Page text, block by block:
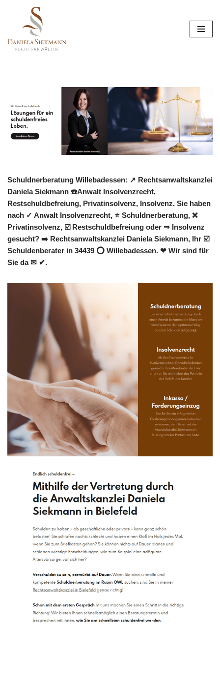
Inhalt
springen
Schuldnerberatung Willebadessen: ↗️ Rechtsanwaltskanzlei
Daniela Siekmann ☎️Anwalt Insolvenzrecht,
Restschuldbefreiung, Privatinsolvenz, Insolvenz. Sie haben
nach ✓ Anwalt Insolvenzrecht, ⭐ Schuldnerberatung, ❌
Privatinsolvenz, ☑️ Restschuldbefreiung oder ⇒ Insolvenz
gesucht? ➡️ Rechtsanwaltskanzlei Daniela Siekmann, Ihr ☑️
Schuldenberater in 34439 ⭕ Willebadessen. ❤ Wir sind für
Sie da ✉ ✔.